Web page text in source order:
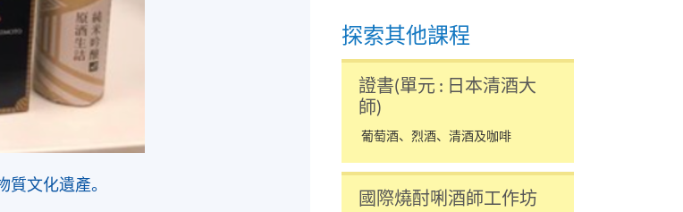
文化遺產。
探索其他課程
證書(單元 : 日本清酒大
師)
葡萄酒、烈酒、清酒及咖啡
國際燒酎唎酒師工作坊